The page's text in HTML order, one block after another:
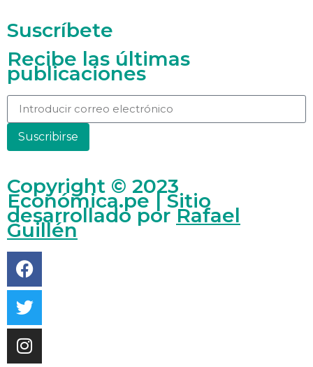
Suscríbete
Recibe las últimas
publicaciones
Suscribirse
Copyright © 2023
Económica.pe | Sitio
desarrollado porRafael
Guillén